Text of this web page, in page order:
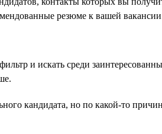
резюме к вашей
и искать среди
кандидата, но по какой-то